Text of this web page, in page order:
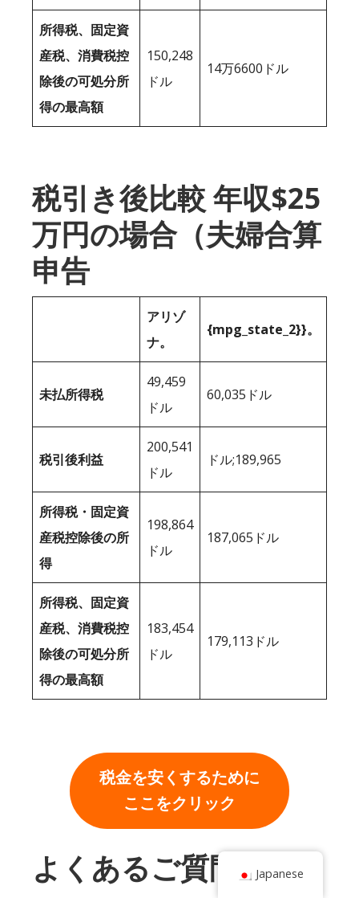
所得税、固定資
産税、消費税控
除後の可処分所
得の最高額
150,248
ドル
14万6600ドル
税引き後比較 年収$25
万円の場合（夫婦合算
申告
アリゾ
ナ。
{mpg_state_2}}。
未払所得税
49,459
ドル
60,035ドル
税引後利益
200,541
ドル
ドル;189,965
所得税・固定資
産税控除後の所
得
198,864
ドル
187,065ドル
所得税、固定資
産税、消費税控
除後の可処分所
得の最高額
183,454
ドル
179,113ドル
税金を安くするために
ここをクリック
よくあるご質問
Japanese